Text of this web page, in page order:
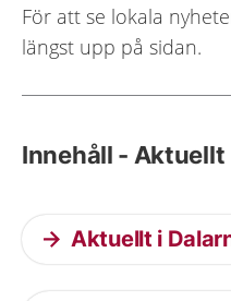
För att se lokala
längst upp på sidan.
Innehåll - Aktuellt
Aktuellt i